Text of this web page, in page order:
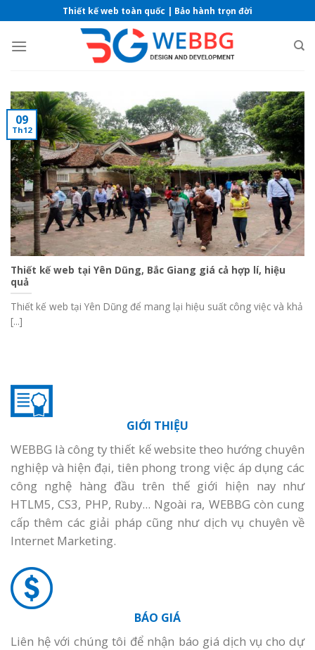
to
content
Thiết kế web toàn quốc | Bảo hành trọn đời
Thiết kế web tại Yên Dũng, Bắc Giang giá cả hợp lí, hiệu
quả
Thiết kế web tại Yên Dũng để mang lại hiệu suất công việc và khả
[...]
09
Th12
GIỚI THIỆU
WEBBG là công ty thiết kế website theo hướng chuyên
nghiệp và hiện đại, tiên phong trong việc áp dụng các
công nghệ hàng đầu trên thế giới hiện nay như
HTLM5, CS3, PHP, Ruby... Ngoài ra, WEBBG còn cung
cấp thêm các giải pháp cũng như dịch vụ chuyên về
Internet Marketing.
BÁO GIÁ
Liên hệ với chúng tôi để nhận báo giá dịch vụ cho dự